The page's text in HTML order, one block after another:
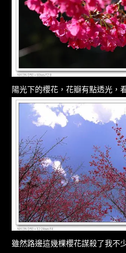
陽光下的櫻花，花瓣有點透光，
雖然路邊這幾棵櫻花謀殺了我不